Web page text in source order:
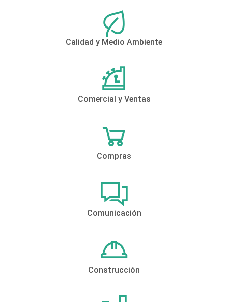
Calidad y Medio Ambiente
Comercial y Ventas
Compras
Comunicación
Construcción